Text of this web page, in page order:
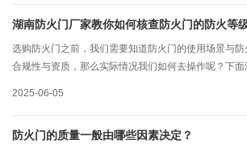
湖南防火门厂家教你如何核查防火门的防火等
选购防火门之前，我们需要知道防火门的使用场景与
合规性与资质，那么实际情况我们如何去操作呢？下面
2025-06-05
防火门的质量一般由哪些因素决定？